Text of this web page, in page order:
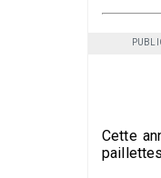
Cette